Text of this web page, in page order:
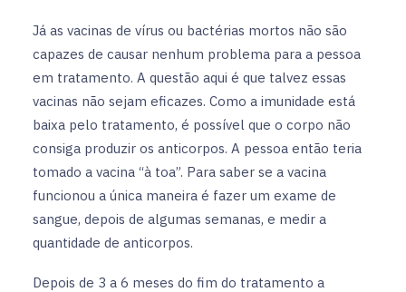
Já as vacinas de vírus ou bactérias mortos não são
capazes de causar nenhum problema para a pessoa
em tratamento. A questão aqui é que talvez essas
vacinas não sejam eficazes. Como a imunidade está
baixa pelo tratamento, é possível que o corpo não
consiga produzir os anticorpos. A pessoa então teria
tomado a vacina “à toa”. Para saber se a vacina
funcionou a única maneira é fazer um exame de
sangue, depois de algumas semanas, e medir a
quantidade de anticorpos.
Depois de 3 a 6 meses do fim do tratamento a